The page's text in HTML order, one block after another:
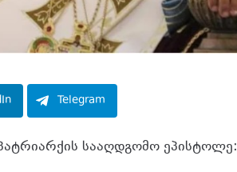
Telegram
სააღდგომო ეპისტოლე: